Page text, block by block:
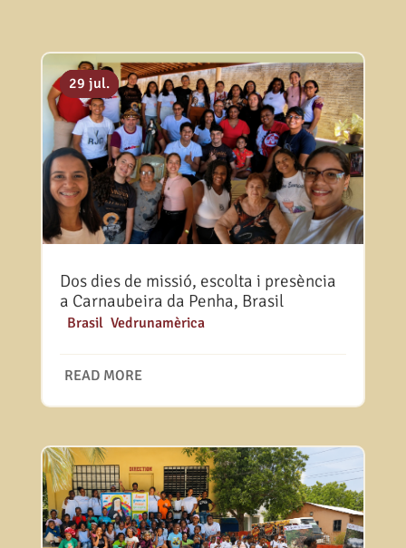
Dos dies de missió, escolta i presència
a Carnaubeira da Penha, Brasil
06 ag.
Brasil, Vedrunamèrica
READ MORE
31 jul.
29 jul.